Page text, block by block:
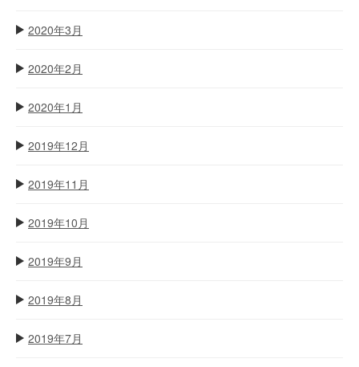
2020年3月
2020年2月
2020年1月
2019年12月
2019年11月
2019年10月
2019年9月
2019年8月
2019年7月